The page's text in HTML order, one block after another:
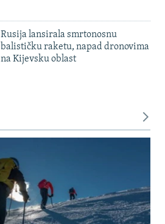
Rusija lansirala smrtonosnu
balističku raketu, napad dronovima
na Kijevsku oblast